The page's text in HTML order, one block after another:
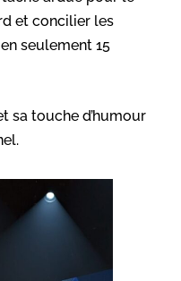
et concilier les
seulement 15
sa touche d’humour